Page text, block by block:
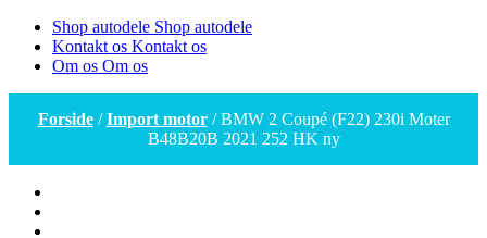
Shop autodele Shop autodele
Kontakt os Kontakt os
Om os Om os
Forside/Import motor/ BMW 2 Coupé (F22) 230i Moter
B48B20B 2021 252 HK ny